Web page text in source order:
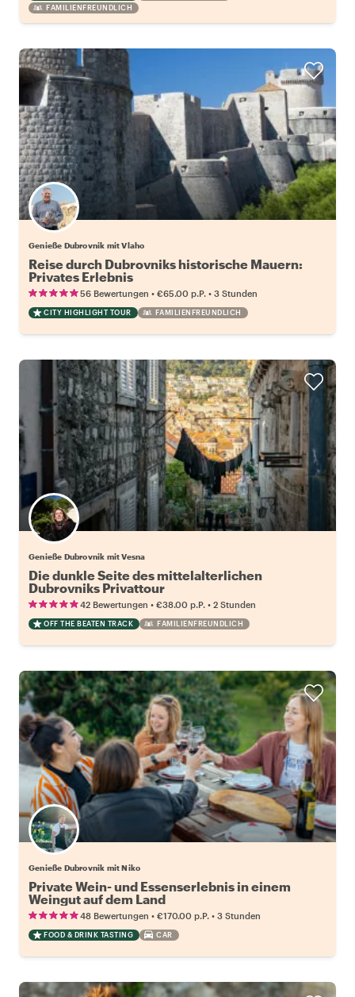
FAMILIENFREUNDLICH
Genieße Dubrovnik mit Vlaho
Reise durch Dubrovniks historische Mauern:
Privates Erlebnis
56 Bewertungen • €65.00 p.P. • 3 Stunden
CITY HIGHLIGHT TOUR FAMILIENFREUNDLICH
Genieße Dubrovnik mit Vesna
Die dunkle Seite des mittelalterlichen
Dubrovniks Privattour
42 Bewertungen • €38.00 p.P. • 2 Stunden
OFF THE BEATEN TRACK FAMILIENFREUNDLICH
Genieße Dubrovnik mit Niko
Private Wein- und Essenserlebnis in einem
Weingut auf dem Land
48 Bewertungen • €170.00 p.P. • 3 Stunden
FOOD & DRINK TASTING CAR